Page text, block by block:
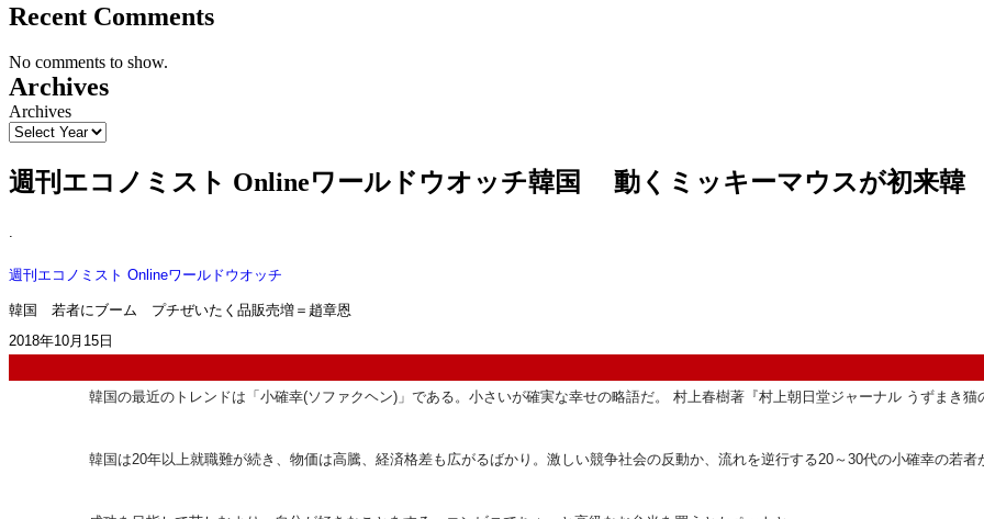
Recent Comments
No comments to show.
Archives
Archives
週刊エコノミスト Onlineワールドウオッチ韓国 動くミッキーマウスが初来韓
.
週刊エコノミスト Onlineワールドウオッチ
韓国 若者にブーム プチぜいたく品販売増＝趙章恩
2018年10月15日
韓国の最近のトレンドは「小確幸(ソファクヘン)」である。小さいが確実な幸せの略語だ。 村上春樹著『村上朝日堂ジャーナル うずまき猫
韓国は20年以上就職難が続き、物価は高騰、経済格差も広がるばかり。激しい競争社会の反動か、流れを逆行する20～30代の小確幸の若者